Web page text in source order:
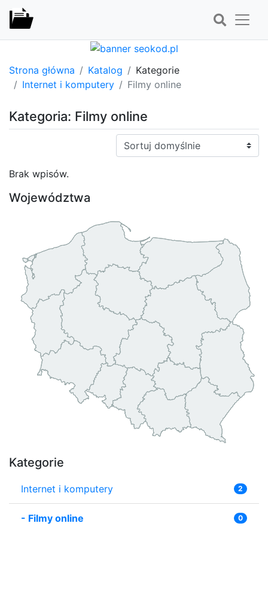
Strona główna Katalog
Kategorie
Internet i komputery
Filmy online
Kategoria: Filmy online
Sortuj:
Brak wpisów.
Województwa
Kategorie
Internet i komputery 2
- Filmy online 0